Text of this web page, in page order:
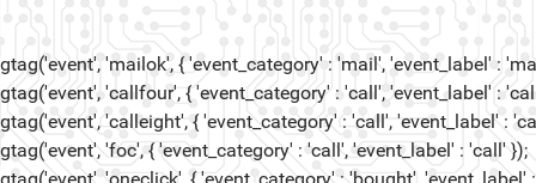
gtag('event', 'mailok', { 'event_category' : 'mail', 'event_label' :
gtag('event', 'callfour', { 'event_category' : 'call', 'event_label' :
gtag('event', 'calleight', { 'event_category' : 'call', 'event_label' :
gtag('event', 'foc', { 'event_category' : 'call', 'event_label' : 'call' });